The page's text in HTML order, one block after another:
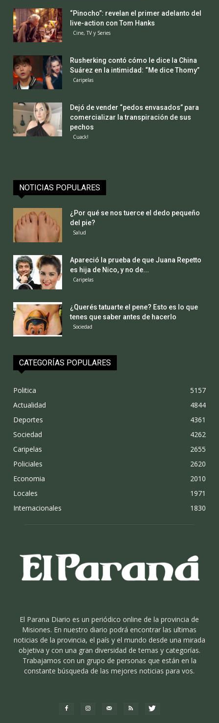
“Pinocho”: revelan el primer adelanto del
live-action con Tom Hanks
Cine, TV y Series
Rusherking contó cómo le dice la China
Suárez en la intimidad: “Me dice Thomy”
Caripelas
Dejó de vender “pedos envasados” para
comercializar la transpiración de sus
pechos
Cuack!
NOTICIAS POPULARES
¿Por qué se nos tuerce el dedo pequeño
del pie?
Salud
Apareció la prueba de que Juana Repetto
es hija de Nico, y no de...
Caripelas
¿Querés tatuarte el pene? Esto es lo que
tenes que saber antes de hacerlo
Sociedad
CATEGORÍAS POPULARES
Politica
5157
Actualidad
4844
Deportes
4361
Sociedad
4262
Caripelas
2655
Policiales
2620
Economia
2010
Locales
1971
Internacionales
1830
El Parana Diario es un periódico online de la provincia de
Misiones. En nuestro diario podrá encontrar las ultimas
noticias de la provincia, el país y el mundo desde una mirada
objetiva y con una gran diversidad de temas y categorías.
Trabajamos con un grupo de personas que están en la
constante búsqueda de las mejores noticias para vos.